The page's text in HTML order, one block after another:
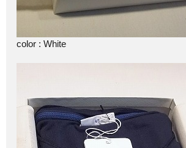
color : White